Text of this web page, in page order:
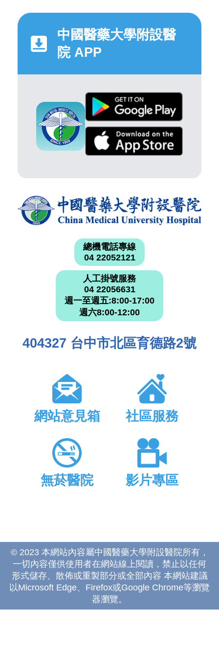
中國醫藥大學附設醫
院 APP
總機電話專線
04 22052121
人工掛號服務
04 22056631
週一至週五:8:00-17:00
週六8:00-12:00
404327 台中市北區育德路2號
網站意見箱 社區服務
無菸醫院 影片專區
© 2023 本網站內容屬中國醫藥大學附設醫院所有，
一切內容僅供使用者在網站線上閱讀，禁止以任何
形式儲存、散佈或重製部分或全部內容 本網站建議
以Microsoft Edge、Firefox或Google Chrome等瀏覽
器瀏覽。